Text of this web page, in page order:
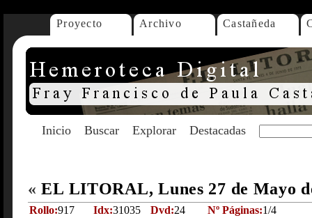
Proyecto Archivo Castañeda
Inicio Buscar Explorar Destacadas
« EL LITORAL, Lunes 27 de Mayo
Rollo:917 Idx:31035 Dvd:24 Nº Páginas:1/4